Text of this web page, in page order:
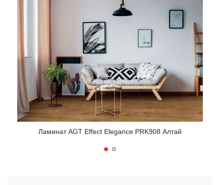
Ламинат AGT Effect Elegance PRK908 Алтай